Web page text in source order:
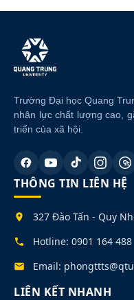
Trường Đại học Quang
nhân lực chất lượng cao,
triển của xã hội.
THÔNG TIN LIÊN HỆ
327 Đào Tấn - Quy
Hotline: 0901 164 488
Email:
LIÊN KẾT NHANH